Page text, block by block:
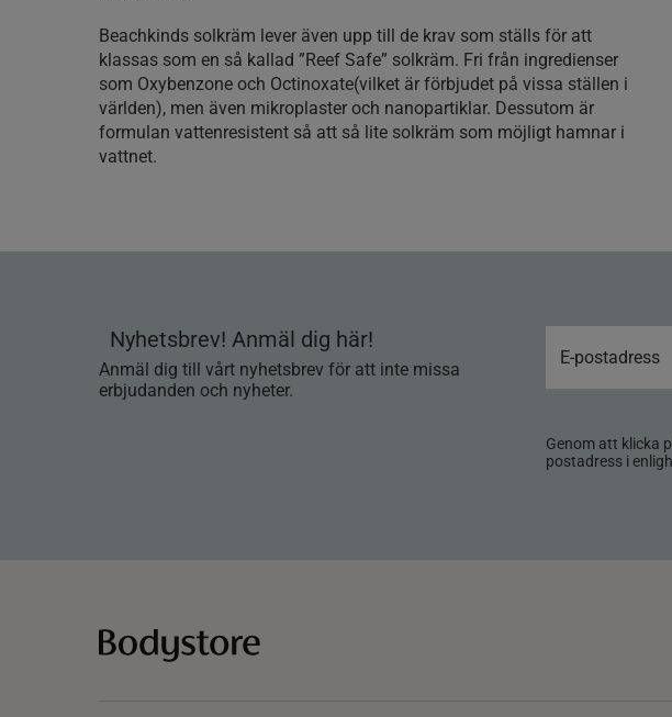
Beachkinds solkräm lever även upp till de krav som ställs för att
klassas som en så kallad ”Reef Safe” solkräm. Fri från ingredienser
som Oxybenzone och Octinoxate(vilket är förbjudet på vissa ställen i
världen), men även mikroplaster och nanopartiklar. Dessutom är
formulan vattenresistent så att så lite solkräm som möjligt hamnar i
vattnet.
Nyhetsbrev! Anmäl dig här!
Anmäl dig till vårt nyhetsbrev för att inte missa
erbjudanden och nyheter.
Genom att klicka
postadress i